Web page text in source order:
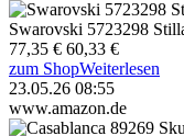
Swarovski 5723298
77,35 € 60,33 €
zum ShopWeiterlesen
23.05.26 08:55
www.amazon.de